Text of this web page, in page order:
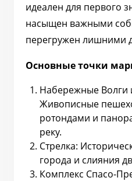
идеален для первого
насыщен важными
перегружен лишними
Основные точки
Набережные Волги
Живописные
ротондами и
реку.
Стрелка:
города и слияния
Комплекс Спасо-